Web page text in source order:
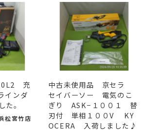
充
インダ
。
松宮竹店
中古未使用品 京セラ
セイバーソー 電気のこ
ぎり ASK−１００１ 替
刃付 単相１００V KY
OCERA 入荷しました♪